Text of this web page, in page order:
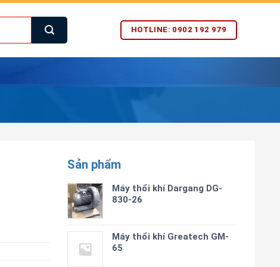
HOTLINE: 0902 192 979
Sản phẩm
Máy thổi khí Dargang DG-
830-26
Máy thổi khí Greatech GM-
65